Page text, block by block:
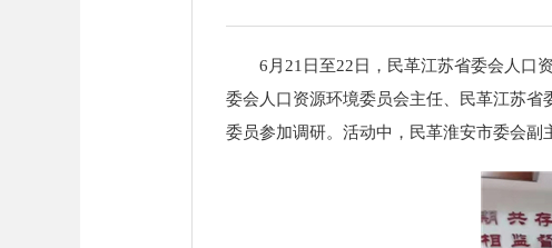
6月21日至22日，民革江苏省委会人口资
委会人口资源环境委员会主任、民革江苏
委员参加调研。活动中，民革淮安市委会副